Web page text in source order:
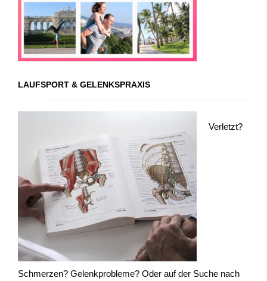
LAUFSPORT & GELENKSPRAXIS
Verletzt?
Schmerzen? Gelenkprobleme? Oder auf der Suche nach